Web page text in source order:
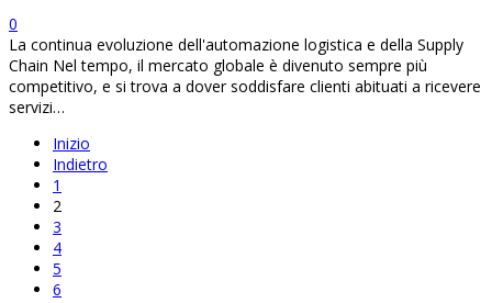
0
La continua evoluzione dell'automazione logistica e della Supply
Chain Nel tempo, il mercato globale è divenuto sempre più
competitivo, e si trova a dover soddisfare clienti abituati a ricevere
servizi…
Inizio
Indietro
1
2
3
4
5
6